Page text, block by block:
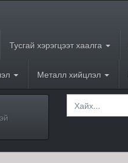
Тусгай хэрэгцээт хаалга
Металл хийцлэл